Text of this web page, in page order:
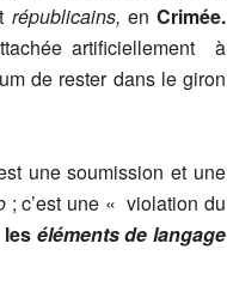
républicains, enCrimée.
artificiellement à
de rester dans le giron
une soumission et une
; c’est une « violation du
éléments de langage